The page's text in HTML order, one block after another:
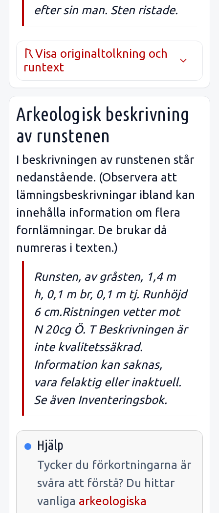
efter sin man. Sten ristade.
Visa originaltolkning och
runtext
Arkeologisk beskrivning
av runstenen
I beskrivningen av runstenen står
nedanstående. (Observera att
lämningsbeskrivningar ibland kan
innehålla information om flera
fornlämningar. De brukar då
numreras i texten.)
Runsten, av gråsten, 1,4 m
h, 0,1 m br, 0,1 m tj. Runhöjd
6 cm.Ristningen vetter mot
N 20cg Ö. T Beskrivningen är
inte kvalitetssäkrad.
Information kan saknas,
vara felaktig eller inaktuell.
Se även Inventeringsbok.
Hjälp
Tycker du förkortningarna är
svåra att förstå? Du hittar
vanliga arkeologiska